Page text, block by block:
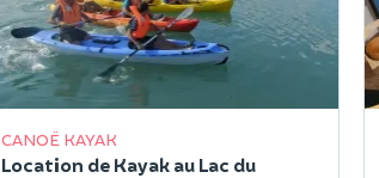
CANOË KAYAK
Location de Kayak au Lac du